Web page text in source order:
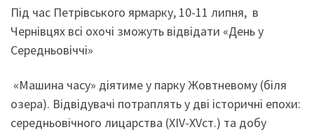
Під час Петрівського ярмарку, 10-11 липня, в
Чернівцях всі охочі зможуть відвідати «День у
Середньовіччі»
«Машина часу» діятиме у парку Жовтневому (біля
озера). Відвідувачі потраплять у дві історичні епохи:
середньовічного лицарства (XIV-XVст.) та добу